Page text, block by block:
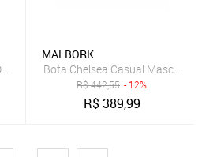
Cano Médio Marrom
MALBORK
Bota Chelsea Casual
R$442,55 - 12%
R$389,99